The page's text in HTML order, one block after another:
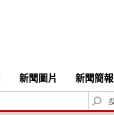
新聞圖片 新聞簡報
S
e